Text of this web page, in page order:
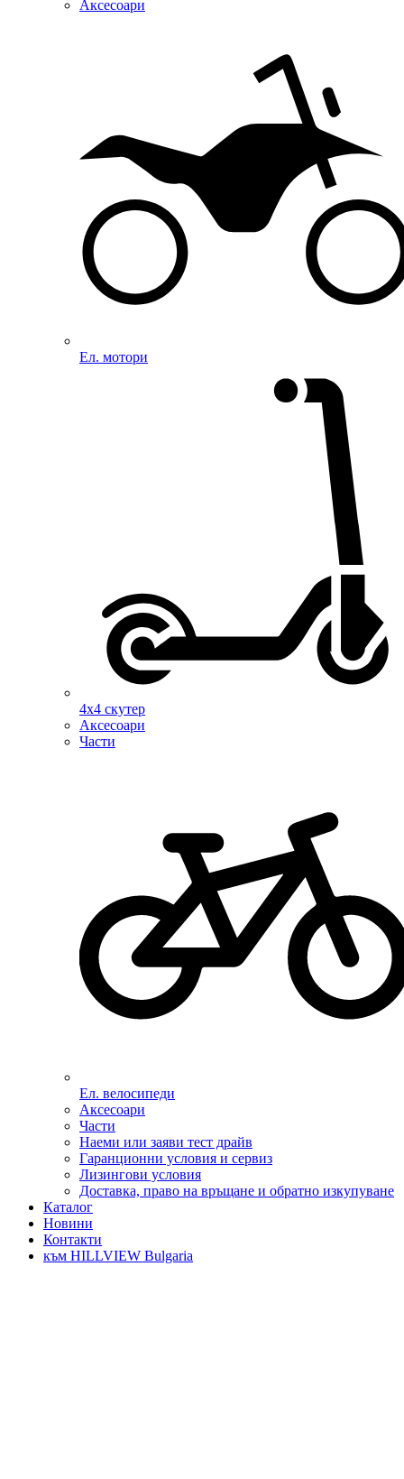
Аксесоари
Ел. мотори
4х4 скутер
Аксесоари
Части
Ел. велосипеди
Аксесоари
Части
Наеми или заяви тест драйв
Гаранционни условия и сервиз
Лизингови условия
Доставка, право на връщане и обратно изкупуване
Каталог
Новини
Контакти
към HILLVIEW Bulgaria